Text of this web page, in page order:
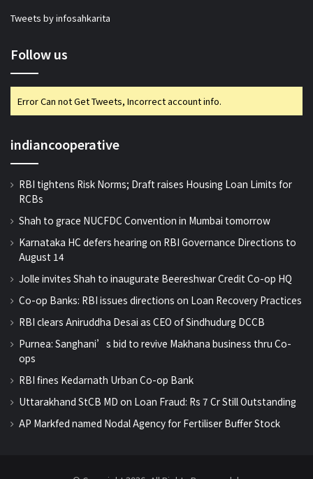
Tweets by infosahkarita
Follow us
Error Can not Get Tweets, Incorrect account info.
indiancooperative
RBI tightens Risk Norms; Draft raises Housing Loan Limits for
RCBs
Shah to grace NUCFDC Convention in Mumbai tomorrow
Karnataka HC defers hearing on RBI Governance Directions to
August 14
Jolle invites Shah to inaugurate Beereshwar Credit Co-op HQ
Co-op Banks: RBI issues directions on Loan Recovery Practices
RBI clears Aniruddha Desai as CEO of Sindhudurg DCCB
Purnea: Sanghani’s bid to revive Makhana business thru Co-
ops
RBI fines Kedarnath Urban Co-op Bank
Uttarakhand StCB MD on Loan Fraud: Rs 7 Cr Still Outstanding
AP Markfed named Nodal Agency for Fertiliser Buffer Stock